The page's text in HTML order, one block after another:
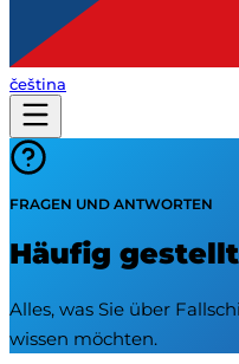
čeština
FRAGEN UND ANTWORTEN
Häufig
Alles, was Sie über
wissen möchten.